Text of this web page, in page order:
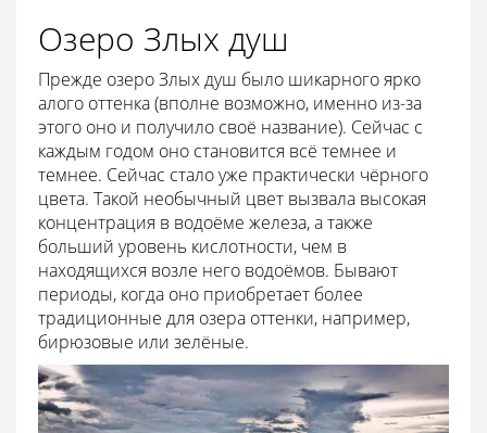
Озеро Злых душ
Прежде озеро Злых душ было шикарного ярко
алого оттенка (вполне возможно, именно из-за
этого оно и получило своё название). Сейчас с
каждым годом оно становится всё темнее и
темнее. Сейчас стало уже практически чёрного
цвета. Такой необычный цвет вызвала высокая
концентрация в водоёме железа, а также
больший уровень кислотности, чем в
находящихся возле него водоёмов. Бывают
периоды, когда оно приобретает более
традиционные для озера оттенки, например,
бирюзовые или зелёные.